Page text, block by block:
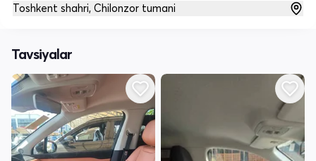
Toshkent shahri, Chilonzor tumani
Tavsiyalar